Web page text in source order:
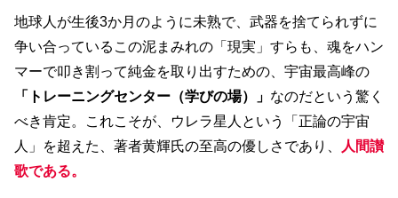
地球人が生後3か月のように未熟で、武器を捨てられずに
争い合っているこの泥まみれの「現実」すらも、魂をハン
マーで叩き割って純金を取り出すための、宇宙最高峰の
「トレーニングセンター（学びの場）」 なのだという驚く
べき肯定。これこそが、ウレラ星人という「正論の宇宙
人」を超えた、著者黄輝氏の至高の優しさであり、
人間讃
歌である。